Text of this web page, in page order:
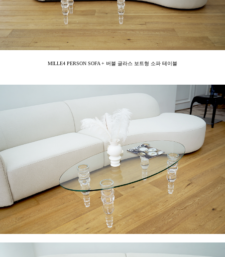
MILLE4 PERSON SOFA + 버블 글라스 보트형 소파 테이블